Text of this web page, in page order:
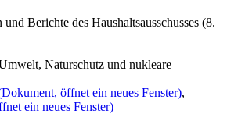
Berichte des Haushaltsausschusses (8.
Naturschutz und nukleare
öffnet ein neues Fenster),
ein neues Fenster)